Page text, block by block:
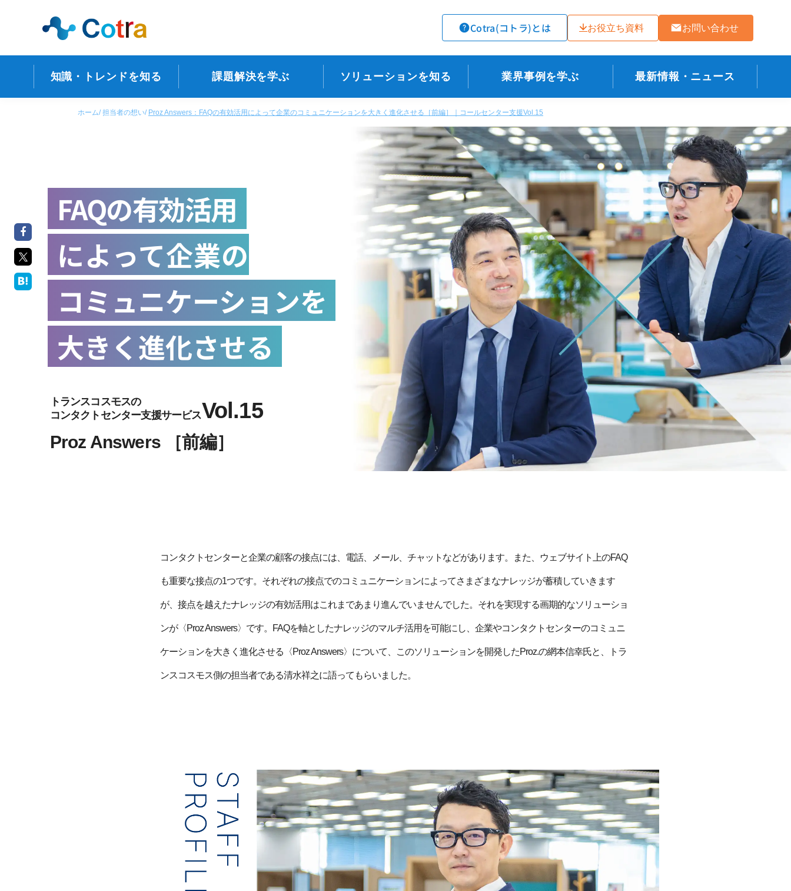
Cotra(コトラ)とは お役立ち資料 お問い合わせ
知識・トレンドを知る 課題解決を学ぶ ソリューションを知る 業界事例を学ぶ 最新情報・ニュース
ホーム 担当者の想い Proz Answers：FAQの有効活用によって企業のコミュニケーションを大きく進化させる［前編］｜コールセンター支援Vol.15
FAQの有効活用
によって企業の
コミュニケーションを
大きく進化させる
トランスコスモスの
コンタクトセンター支援サービスVol.15
Proz Answers ［前編］
コンタクトセンターと企業の顧客の接点には、電話、メール、チャットなどがあります。また、ウェブサイト上のFAQ
も重要な接点の1つです。それぞれの接点でのコミュニケーションによってさまざまなナレッジが蓄積していきます
が、接点を越えたナレッジの有効活用はこれまであまり進んでいませんでした。それを実現する画期的なソリューショ
ンが〈Proz Answers〉です。FAQを軸としたナレッジのマルチ活用を可能にし、企業やコンタクトセンターのコミュニ
ケーションを大きく進化させる〈Proz Answers〉について、このソリューションを開発したProz.の網本信幸氏と、トラ
ンスコスモス側の担当者である清水祥之に語ってもらいました。